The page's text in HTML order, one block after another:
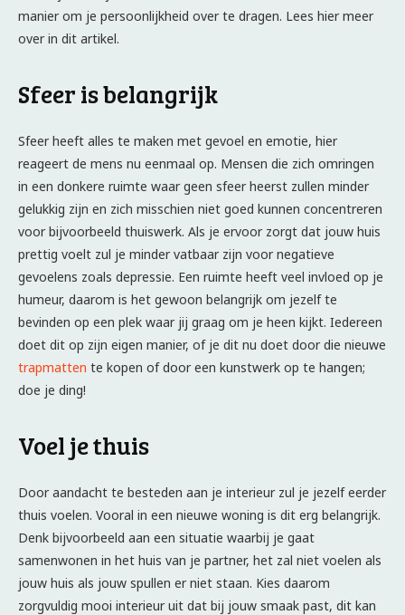
manier om je persoonlijkheid over te dragen. Lees hier meer
over in dit artikel.
Sfeer is belangrijk
Sfeer heeft alles te maken met gevoel en emotie, hier
reageert de mens nu eenmaal op. Mensen die zich omringen
in een donkere ruimte waar geen sfeer heerst zullen minder
gelukkig zijn en zich misschien niet goed kunnen concentreren
voor bijvoorbeeld thuiswerk. Als je ervoor zorgt dat jouw huis
prettig voelt zul je minder vatbaar zijn voor negatieve
gevoelens zoals depressie. Een ruimte heeft veel invloed op je
humeur, daarom is het gewoon belangrijk om jezelf te
bevinden op een plek waar jij graag om je heen kijkt. Iedereen
doet dit op zijn eigen manier, of je dit nu doet door die nieuwe
trapmatten te kopen of door een kunstwerk op te hangen;
doe je ding!
Voel je thuis
Door aandacht te besteden aan je interieur zul je jezelf eerder
thuis voelen. Vooral in een nieuwe woning is dit erg belangrijk.
Denk bijvoorbeeld aan een situatie waarbij je gaat
samenwonen in het huis van je partner, het zal niet voelen als
jouw huis als jouw spullen er niet staan. Kies daarom
zorgvuldig mooi interieur uit dat bij jouw smaak past, dit kan